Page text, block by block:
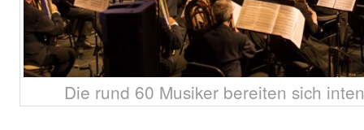
Die rund 60 Musiker bereiten sich